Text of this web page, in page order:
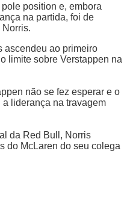
position e, embora
na partida, foi de
ascendeu ao primeiro
limite sobre Verstappen na
não se fez esperar e o
liderança na travagem
da Red Bull, Norris
do McLaren do seu colega